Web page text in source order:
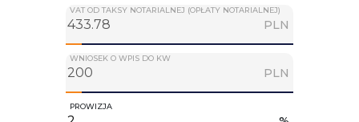
VAT OD TAKSY NOTARIALNEJ (OPŁATY NOTARIALNEJ)
PLN
WNIOSEK O WPIS DO KW
PLN
PROWIZJA